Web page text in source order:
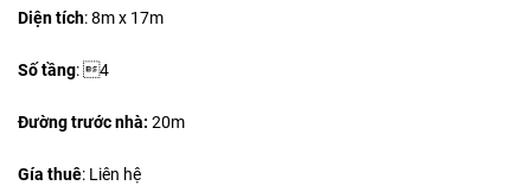
Diện tích:8m x 17m
Số tầng: 4
Đường trước nhà: 20m
Gía thuê: Liên hệ